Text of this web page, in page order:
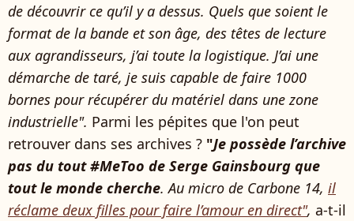
de découvrir ce qu’il y a dessus. Quels que soient le
format de la bande et son âge, des têtes de lecture
aux agrandisseurs, j’ai toute la logistique. J’ai une
démarche de taré, je suis capable de faire 1000
bornes pour récupérer du matériel dans une zone
industrielle". Parmi les pépites que l'on peut
retrouver dans ses archives ? "Je possède l’archive
pas du tout #MeToo de Serge Gainsbourg que
tout le monde cherche. Au micro de Carbone 14, il
réclame deux filles pour faire l’amour en direct", a-t-il